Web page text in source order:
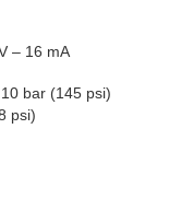
– 16 mA
bar (145 psi)
psi)